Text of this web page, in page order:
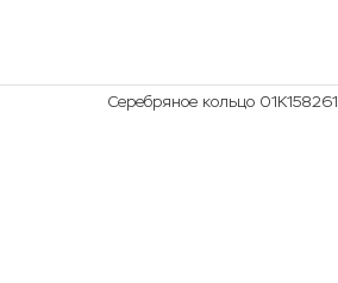
Серебряное кольцо 01К158261